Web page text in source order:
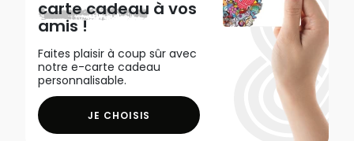
carte cadeau à vos
amis !
Faites plaisir à coup sûr avec
notre e-carte cadeau
personnalisable.
JE CHOISIS